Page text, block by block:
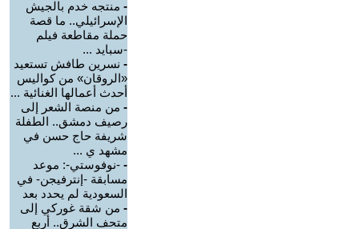
- منتجه خدم بالجيش
الإسرائيلي.. ما قصة
حملة مقاطعة فيلم
-سبايد ...
- نسرين طافش تستعيد
«الروقان» من كواليس
أحدث أعمالها الغنائية ...
- من منصة الشعر إلى
رصيف دمشق.. الطفلة
شريفة حاج حسن في
مشهد ي ...
- -نوفوستي-: موعد
مسابقة -إنترفيجن- في
السعودية لم يحدد بعد
- من شقة غوركي إلى
متحف الشرق.. أربع